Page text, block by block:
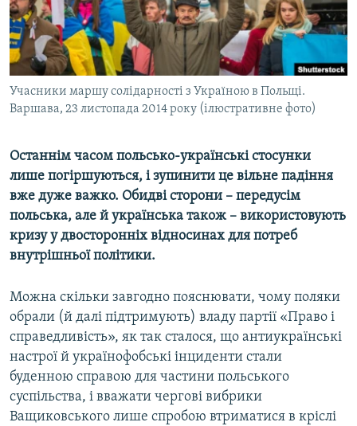
ВІДЕОУРОКИ «ELIFBE»
СВІДЧЕННЯ ОКУПАЦІЇ
УКРАЇНСЬКА ПРОБЛЕМА КРИМУ
ІНФОГРАФІКА
Русский
Qırımtatar
ДОЛУЧАЙСЯ!
Усі сайти RFE/RL
Учасники маршу солідарності з Україною в Польщі.
Варшава, 23 листопада 2014 року (ілюстративне фото)
Останнім часом польсько-українські стосунки
лише погіршуються, і зупинити це вільне падіння
вже дуже важко. Обидві сторони – передусім
польська, але й українська також – використовують
кризу у двосторонніх відносинах для потреб
внутрішньої політики.
Можна скільки завгодно пояснювати, чому поляки
обрали (й далі підтримують) владу партії «Право і
справедливість», як так сталося, що антиукраїнські
настрої й українофобські інциденти стали
буденною справою для частини польського
суспільства, і вважати чергові вибрики
Ващиковського лише спробою втриматися в кріслі